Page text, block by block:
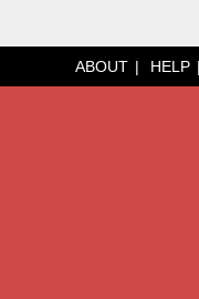
ABOUT HELP